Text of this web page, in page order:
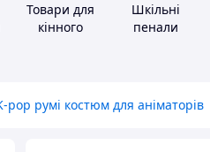
Товари для
кінного
Шкільні
пенали
pop румі костюм для аніматорів